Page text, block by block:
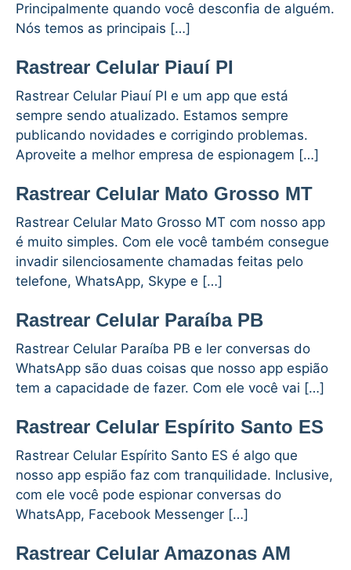
Principalmente quando você desconfia de alguém.
Nós temos as principais […]
Rastrear Celular Piauí PI
Rastrear Celular Piauí PI e um app que está
sempre sendo atualizado. Estamos sempre
publicando novidades e corrigindo problemas.
Aproveite a melhor empresa de espionagem […]
Rastrear Celular Mato Grosso MT
Rastrear Celular Mato Grosso MT com nosso app
é muito simples. Com ele você também consegue
invadir silenciosamente chamadas feitas pelo
telefone, WhatsApp, Skype e […]
Rastrear Celular Paraíba PB
Rastrear Celular Paraíba PB e ler conversas do
WhatsApp são duas coisas que nosso app espião
tem a capacidade de fazer. Com ele você vai […]
Rastrear Celular Espírito Santo ES
Rastrear Celular Espírito Santo ES é algo que
nosso app espião faz com tranquilidade. Inclusive,
com ele você pode espionar conversas do
WhatsApp, Facebook Messenger […]
Rastrear Celular Amazonas AM